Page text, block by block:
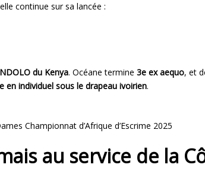
continue sur sa lancée :
du Kenya. Océane termine 3e ex aequo, et
en individuel sous le drapeau ivoirien.
Championnat d’Afrique d’Escrime 2025
au service de la